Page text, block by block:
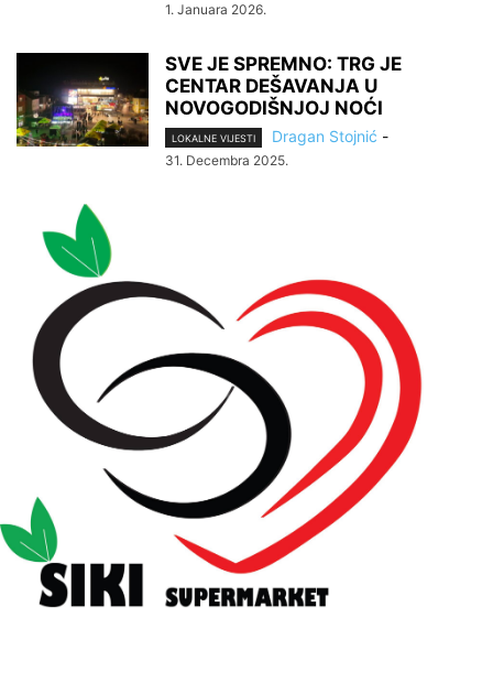
1. Januara 2026.
SVE JE SPREMNO: TRG JE
CENTAR DEŠAVANJA U
NOVOGODIŠNJOJ NOĆI
LOKALNE VIJESTI Dragan Stojnić -
31. Decembra 2025.